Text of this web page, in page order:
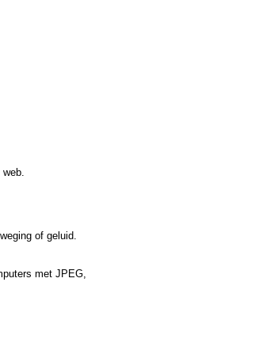
of geluid.
met JPEG,